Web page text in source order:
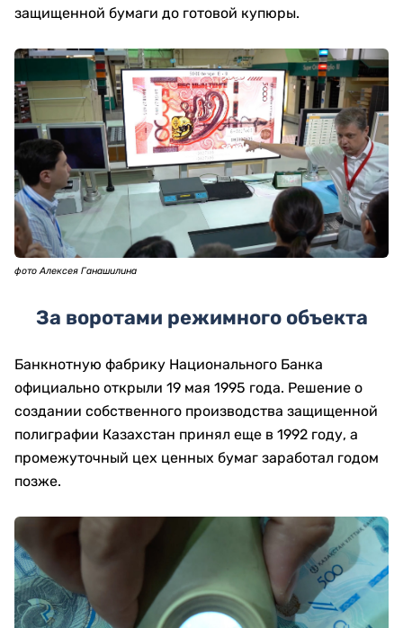
защищенной бумаги до готовой купюры.
фото Алексея Ганашилина
За воротами режимного объекта
Банкнотную фабрику Национального Банка
официально открыли 19 мая 1995 года. Решение о
создании собственного производства защищенной
полиграфии Казахстан принял еще в 1992 году, а
промежуточный цех ценных бумаг заработал годом
позже.